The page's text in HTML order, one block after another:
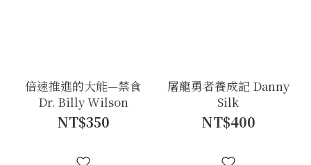
倍速推進的大能—禁食
Dr. Billy Wilson
NT$350
屠龍勇者養成記 Danny
Silk
NT$400